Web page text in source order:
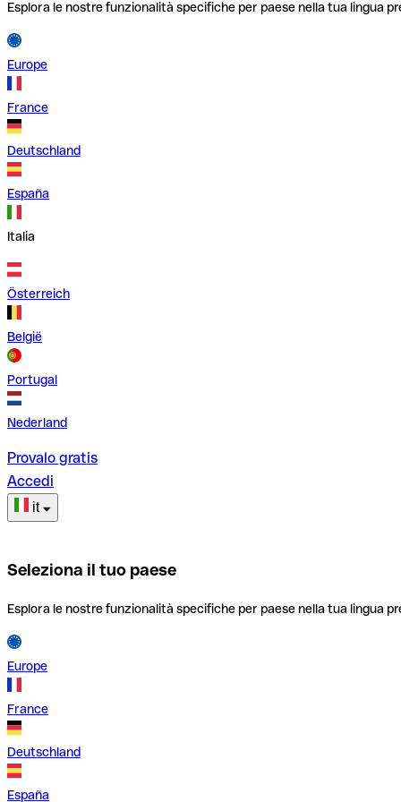
Esplora le nostre funzionalità specifiche per paese nella tua lingua
Europe
France
Deutschland
España
Italia
Österreich
België
Portugal
Nederland
Provalo gratis
Accedi
it
Seleziona il tuo paese
Esplora le nostre funzionalità specifiche per paese nella tua lingua
Europe
France
Deutschland
España